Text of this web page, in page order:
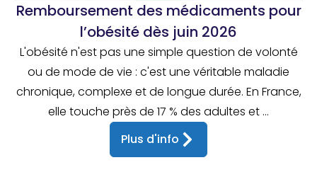
Remboursement des médicaments pour
l’obésité dès juin 2026
L'obésité n'est pas une simple question de volonté
ou de mode de vie : c'est une véritable maladie
chronique, complexe et de longue durée. En France,
elle touche près de 17 % des adultes et ...
Plus d'info